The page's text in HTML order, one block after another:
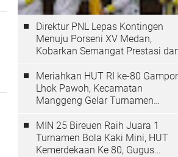
Direktur PNL Lepas Kontingen
Menuju Porseni XV Medan,
Kobarkan Semangat Prestasi
Meriahkan HUT RI ke-80
Lhok Pawoh, Kecamatan
Manggeng Gelar Turnamen
MIN 25 Bireuen Raih Juara 1
Turnamen Bola Kaki Mini, HUT
Kemerdekaan Ke 80, Gugus